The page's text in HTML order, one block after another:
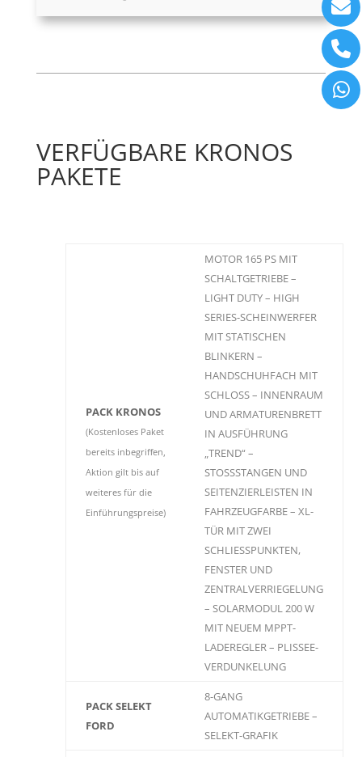
VERFÜGBARE KRONOS
PAKETE
PACK KRONOS
(Kostenloses Paket
bereits inbegriffen,
Aktion gilt bis auf
weiteres für die
Einführungspreise)
MOTOR 165 PS MIT
SCHALTGETRIEBE –
LIGHT DUTY – HIGH
SERIES-SCHEINWERFER
MIT STATISCHEN
BLINKERN –
HANDSCHUHFACH MIT
SCHLOSS – INNENRAUM
UND ARMATURENBRETT
IN AUSFÜHRUNG
„TREND“ –
STOSSSTANGEN UND
SEITENZIERLEISTEN IN
FAHRZEUGFARBE – XL-
TÜR MIT ZWEI
SCHLIESSPUNKTEN,
FENSTER UND
ZENTRALVERRIEGELUNG
– SOLARMODUL 200 W
MIT NEUEM MPPT-
LADEREGLER – PLISSEE-
VERDUNKELUNG
PACK SELEKT
FORD
8-GANG
AUTOMATIKGETRIEBE –
SELEKT-GRAFIK